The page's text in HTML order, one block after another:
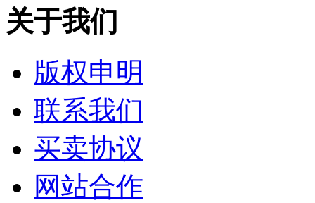
关于我们
版权申明
联系我们
买卖协议
网站合作